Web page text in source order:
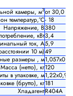
камеры, м3от 30,0
температур,°С- 18
Напряжение, В380
кВт3,4
ток, А5,9
10 м)49
размеры , м
Масса (нетто), кг120
в упаковке, м
(брутто), кг181
ХладагентR404A